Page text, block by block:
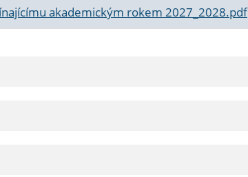
akademickým rokem 2027_2028.pdf